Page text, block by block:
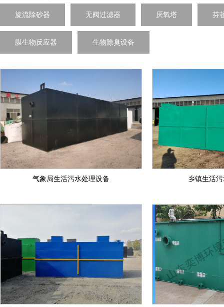
旋流除砂器 无阀过滤器 厌氧塔 芬
膜生物反应器 生物除臭设备
气象局生活污水处理设备 乡镇生活